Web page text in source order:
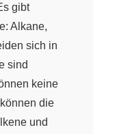
gibt
Alkane,
sich in
sind
keine
die
und